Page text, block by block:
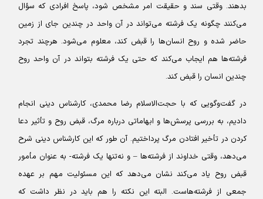
بدهند. وقتی سند و حقیقت امر مشخص شود، پاسخ افرادی که سؤال
می‌کنند چگونه یک فرشته می‌تواند در آن واحد در چندین جای از زمین
حاضر شده و روح انسان‌ها را قبض کند، معلوم می‌شود. هرچند تجرد
فرشته‌ها هم ایجاب می‌کند که حتی یک فرشته بتواند در آن واحد روح
چندین انسان را قبض کند.
در گفت‌وگویی که با حجت‌الاسلام رضا محمدی، کارشناس دینی انجام
دادیم، به بررسی پرسش‌ها و ابهاماتی درباره مرگ، قبض روح و تأثیر دعا
کردن در تأخیر افتادن مرگ پرداختیم. آن طور که این کارشناس دینی شرح
می‌دهد، وقتی خداوند از فرشته‌ها – و نه‌تنها یک فرشته- به عنوان مأمور
قبض روح یاد می‌کند نشان می‌دهد که این مسئولیت مهم بر عهده
جمعی از فرشته‌هاست. البته این نکته را هم باید در نظر داشت که